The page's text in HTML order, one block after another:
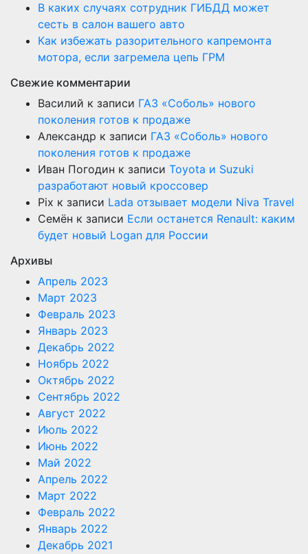
В каких случаях сотрудник ГИБДД может
сесть в салон вашего авто
Как избежать разорительного капремонта
мотора, если загремела цепь ГРМ
Свежие комментарии
Василий к записи ГАЗ «Соболь» нового
поколения готов к продаже
Александр к записи ГАЗ «Соболь» нового
поколения готов к продаже
Иван Погодин к записи Toyota и Suzuki
разработают новый кроссовер
Pix к записи Lada отзывает модели Niva Travel
Семён к записи Если останется Renault: каким
будет новый Logan для России
Архивы
Апрель 2023
Март 2023
Февраль 2023
Январь 2023
Декабрь 2022
Ноябрь 2022
Октябрь 2022
Сентябрь 2022
Август 2022
Июль 2022
Июнь 2022
Май 2022
Апрель 2022
Март 2022
Февраль 2022
Январь 2022
Декабрь 2021